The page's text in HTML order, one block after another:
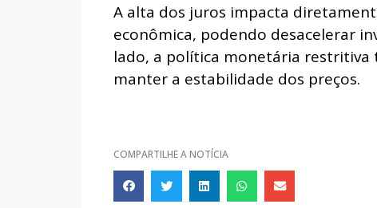
A alta dos juros impacta
econômica, podendo desacelerar
lado, a política monetária
manter a estabilidade dos preços.
COMPARTILHE A NOTÍCIA